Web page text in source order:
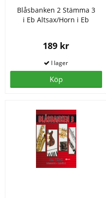
Blåsbanken 2 Stämma 3
i Eb Altsax/Horn i Eb
189 kr
Köp